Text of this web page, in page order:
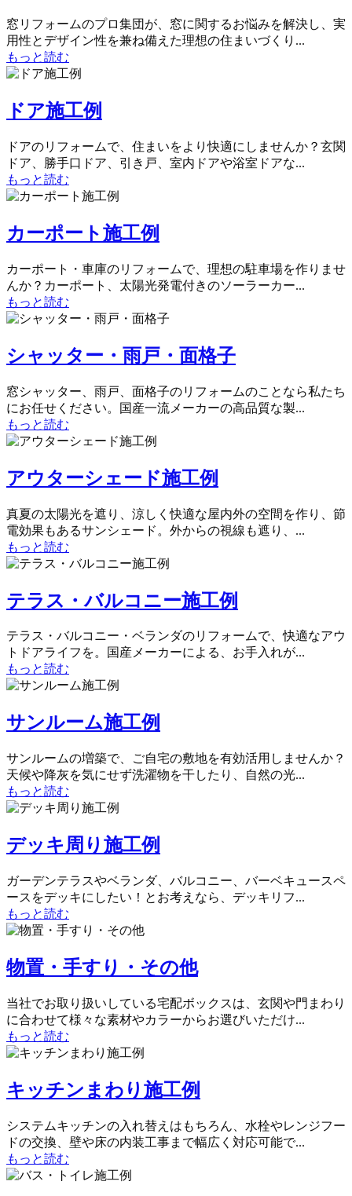
窓リフォームのプロ集団が、窓に関するお悩みを解決し、実
用性とデザイン性を兼ね備えた理想の住まいづくり...
もっと読む
ドア施工例
ドアのリフォームで、住まいをより快適にしませんか？玄関
ドア、勝手口ドア、引き戸、室内ドアや浴室ドアな...
もっと読む
カーポート施工例
カーポート・車庫のリフォームで、理想の駐車場を作りませ
んか？カーポート、太陽光発電付きのソーラーカー...
もっと読む
シャッター・雨戸・面格子
窓シャッター、雨戸、面格子のリフォームのことなら私たち
にお任せください。国産一流メーカーの高品質な製...
もっと読む
アウターシェード施工例
真夏の太陽光を遮り、涼しく快適な屋内外の空間を作り、節
電効果もあるサンシェード。外からの視線も遮り、...
もっと読む
テラス・バルコニー施工例
テラス・バルコニー・ベランダのリフォームで、快適なアウ
トドアライフを。国産メーカーによる、お手入れが...
もっと読む
サンルーム施工例
サンルームの増築で、ご自宅の敷地を有効活用しませんか？
天候や降灰を気にせず洗濯物を干したり、自然の光...
もっと読む
デッキ周り施工例
ガーデンテラスやベランダ、バルコニー、バーベキュースペ
ースをデッキにしたい！とお考えなら、デッキリフ...
もっと読む
物置・手すり・その他
当社でお取り扱いしている宅配ボックスは、玄関や門まわり
に合わせて様々な素材やカラーからお選びいただけ...
もっと読む
キッチンまわり施工例
システムキッチンの入れ替えはもちろん、水栓やレンジフー
ドの交換、壁や床の内装工事まで幅広く対応可能で...
もっと読む